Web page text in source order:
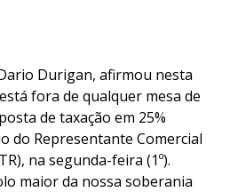
Durigan, afirmou nesta
fora de qualquer mesa de
de taxação em 25%
do Representante Comercial
na segunda-feira (1º).
maior da nossa soberania